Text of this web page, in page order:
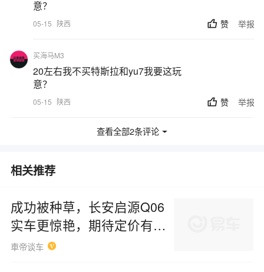
意？
05-15 陕西 赞 举报
买海马M3
20左右我不买特斯拉和yu7我要这玩
意？
05-15 陕西 赞 举报
查看全部2条评论
相关推荐
成功被种草，长安启源Q06
实车更惊艳，期待定价有惊
喜
車帝谈车